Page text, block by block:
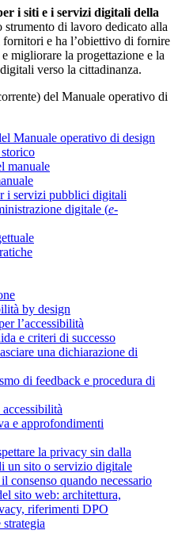
i siti e i servizi digitali della
strumento di lavoro dedicato alla
e ha l’obiettivo di fornire
migliorare la progettazione e la
verso la cittadinanza.
del Manuale operativo di
Manuale operativo di design
manuale
i servizi pubblici digitali
digitale (e-
by design
l’accessibilità
e criteri di successo
una dichiarazione di
di feedback e procedura di
e approfondimenti
la privacy sin dalla
un sito o servizio digitale
consenso quando necessario
sito web: architettura,
riferimenti DPO